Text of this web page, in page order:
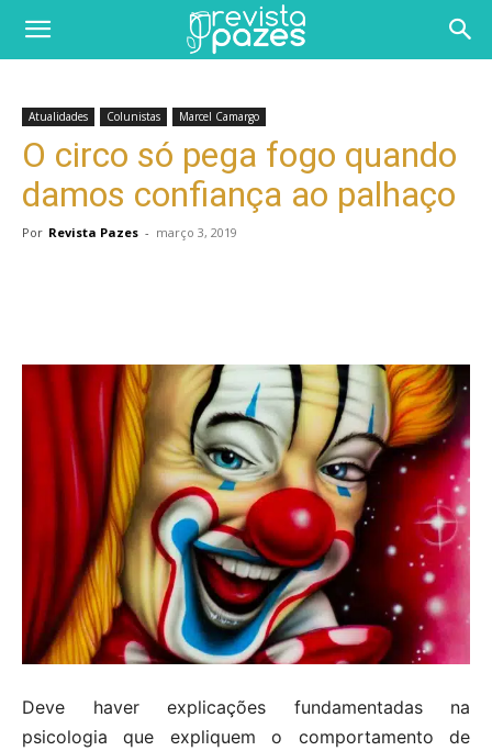
Atualidades Colunistas Marcel Camargo
O circo só pega fogo quando
damos confiança ao palhaço
Por Revista Pazes - março 3, 2019
Deve haver explicações fundamentadas na
psicologia que expliquem o comportamento de